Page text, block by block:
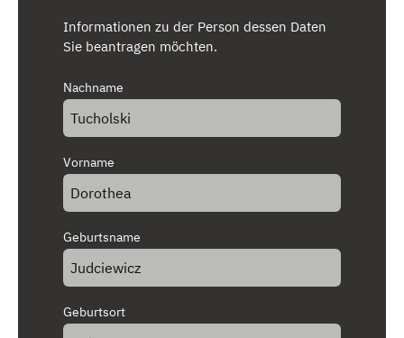
Informationen zu der Person dessen Daten
Sie beantragen möchten.
Nachname
Vorname
Geburtsname
Geburtsort